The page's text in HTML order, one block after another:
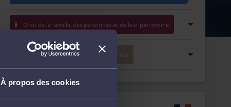
À propos des cookies
Droit de la famille, des personnes et de leur patrimoine
Droit du crédit et de la consommation